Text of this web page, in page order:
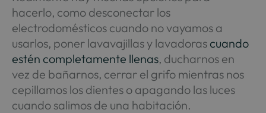
hacerlo, como desconectar los
electrodomésticos cuando no vayamos a
usarlos, poner lavavajillas y lavadoras cuando
estén completamente llenas, ducharnos en
vez de bañarnos, cerrar el grifo mientras nos
cepillamos los dientes o apagando las luces
cuando salimos de una habitación.